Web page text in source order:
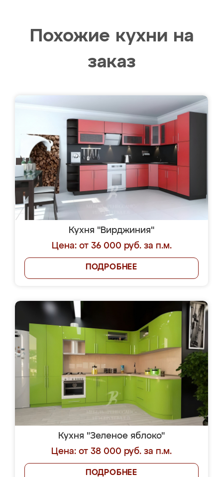
Похожие кухни на
заказ
Кухня "Вирджиния"
Цена: от 36 000 руб. за п.м.
ПОДРОБНЕЕ
Кухня "Зеленое яблоко"
Цена: от 38 000 руб. за п.м.
ПОДРОБНЕЕ